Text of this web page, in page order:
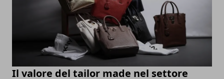
Il valore del tailor made nel settore